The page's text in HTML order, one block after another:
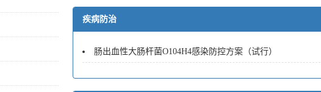
疾病防治
肠出血性大肠杆菌O104H4感染防控方案（试行）